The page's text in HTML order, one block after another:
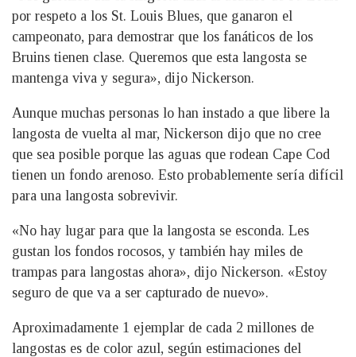
por respeto a los St. Louis Blues, que ganaron el
campeonato, para demostrar que los fanáticos de los
Bruins tienen clase. Queremos que esta langosta se
mantenga viva y segura», dijo Nickerson.
Aunque muchas personas lo han instado a que libere la
langosta de vuelta al mar, Nickerson dijo que no cree
que sea posible porque las aguas que rodean Cape Cod
tienen un fondo arenoso. Esto probablemente sería difícil
para una langosta sobrevivir.
«No hay lugar para que la langosta se esconda. Les
gustan los fondos rocosos, y también hay miles de
trampas para langostas ahora», dijo Nickerson. «Estoy
seguro de que va a ser capturado de nuevo».
Aproximadamente 1 ejemplar de cada 2 millones de
langostas es de color azul, según estimaciones del